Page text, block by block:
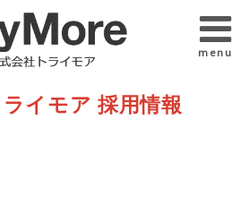
menu
イモア 採用情報